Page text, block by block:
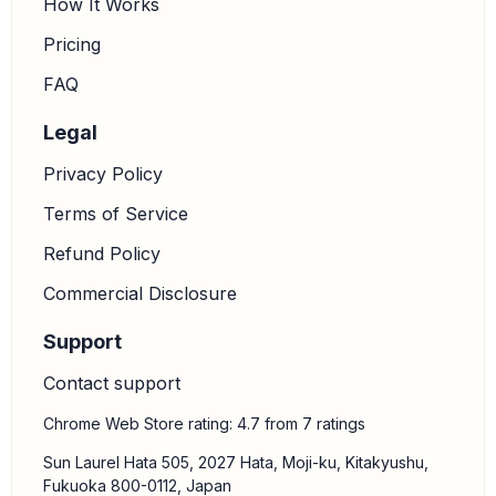
cuevas) y pequeñas esculturas (Venus paleolíticas),
a menudo asociadas a prácticas rituales o mágicas.
How It Works
Pricing
FAQ
Legal
Privacy Policy
Terms of Service
Refund Policy
Commercial Disclosure
Support
Contact support
Chrome Web Store rating: 4.7 from 7 ratings
Sun Laurel Hata 505, 2027 Hata, Moji-ku, Kitakyushu,
Fukuoka 800-0112, Japan